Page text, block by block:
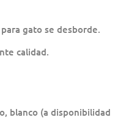
gato se desborde.
calidad.
blanco (a disponibilidad